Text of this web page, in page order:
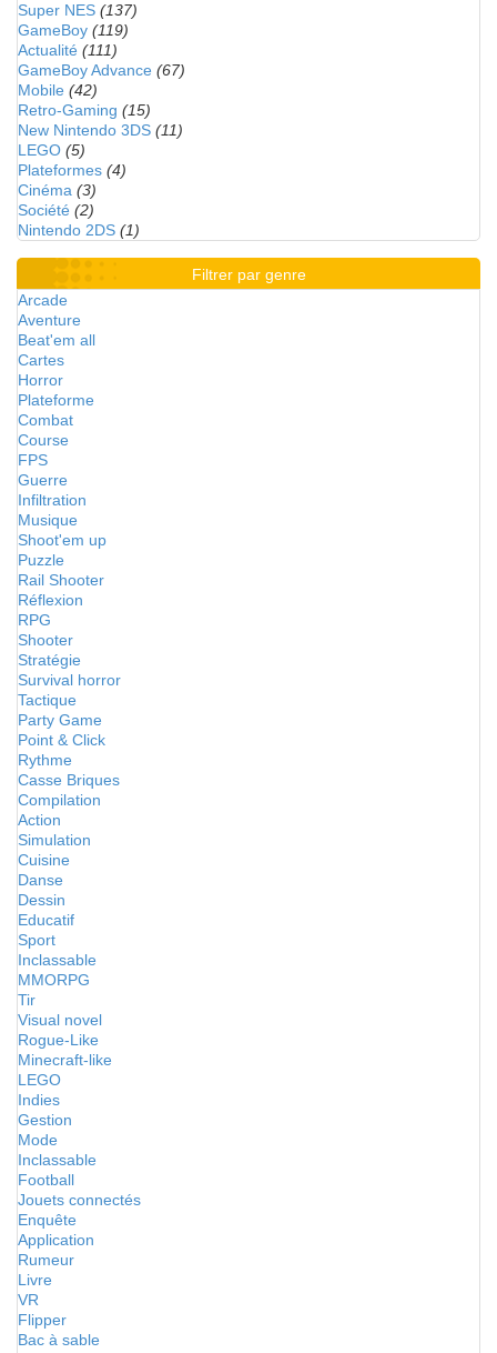
Super NES (137)
GameBoy (119)
Actualité (111)
GameBoy Advance (67)
Mobile (42)
Retro-Gaming (15)
New Nintendo 3DS (11)
LEGO (5)
Plateformes (4)
Cinéma (3)
Société (2)
Nintendo 2DS (1)
Filtrer par genre
Arcade
Aventure
Beat'em all
Cartes
Horror
Plateforme
Combat
Course
FPS
Guerre
Infiltration
Musique
Shoot'em up
Puzzle
Rail Shooter
Réflexion
RPG
Shooter
Stratégie
Survival horror
Tactique
Party Game
Point & Click
Rythme
Casse Briques
Compilation
Action
Simulation
Cuisine
Danse
Dessin
Educatif
Sport
Inclassable
MMORPG
Tir
Visual novel
Rogue-Like
Minecraft-like
LEGO
Indies
Gestion
Mode
Inclassable
Football
Jouets connectés
Enquête
Application
Rumeur
Livre
VR
Flipper
Bac à sable